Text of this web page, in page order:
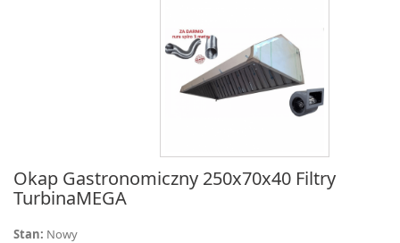
Okap Gastronomiczny 250x70x40 Filtry
TurbinaMEGA
Stan: Nowy